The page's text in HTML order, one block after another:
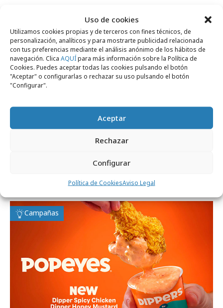
Uso de cookies
Utilizamos cookies propias y de terceros con fines técnicos, de
personalización, analíticos y para mostrarte publicidad relacionada
con tus preferencias mediante el análisis anónimo de los hábitos de
navegación. Clica AQUÍpara más información sobre la Política de
Cookies. Puedes aceptar todas las cookies pulsando el botón
"Aceptar" o configurarlas o rechazar su uso pulsando el botón
"Configurar".
Aceptar
Rechazar
Configurar
Política de CookiesAviso Legal
Popeyes lanza su nuevo Spicy Challege con
mucho picante
Campañas